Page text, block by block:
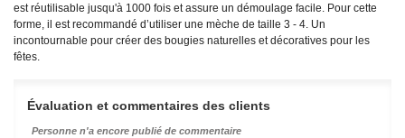
est réutilisable jusqu'à 1000 fois et assure un démoulage facile. Pour cette
forme, il est recommandé d’utiliser une mèche de taille 3 - 4. Un
incontournable pour créer des bougies naturelles et décoratives pour les
fêtes.
Évaluation et commentaires des clients
Personne n'a encore publié de commentaire